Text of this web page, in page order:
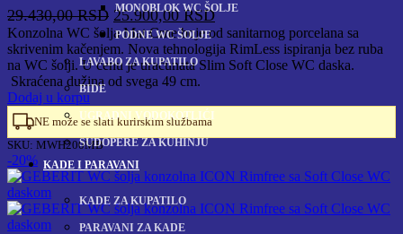
MONOBLOK WC ŠOLJE
PODNE WC ŠOLJE
LAVABO ZA KUPATILO
BIDE
UGRADNI VODOKOTLIĆI
SUDOPERE ZA KUHINJU
KADE I PARAVANI
KADE ZA KUPATILO
PARAVANI ZA KADE
29.430,00RSD Originalna
cena
je
bila:
29.430,00 RSD.
25.900,00 RSDTrenutna
cena
je:
25.900,00 RSD.
Konzolna WC šolja Mat Crne boje od sanitarnog porcelana sa
skrivenim kačenjem. Nova tehnologija RimLess ispiranja bez ruba
na WC šolji. U cenu je uračunata Slim Soft Close WC daska.
Skraćena dužina od svega 49 cm.
Dodaj u korpu
NE može se slati kurirskim službama
SKU: MWH200MB
-20%